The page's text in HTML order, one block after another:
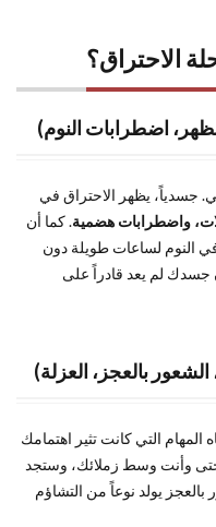
الاحتراق؟
اضطرابات النوم)
جسدياً، يظهر الاحتراق في
واضطرابات هضمية. كما أن
النوم لساعات طويلة دون
جسدك لم يعد قادراً على
بالعجز، العزلة)
المهام التي كانت تثير اهتمامك
وأنت وسط زملائك، وستجد
يولد نوعاً من التشاؤم